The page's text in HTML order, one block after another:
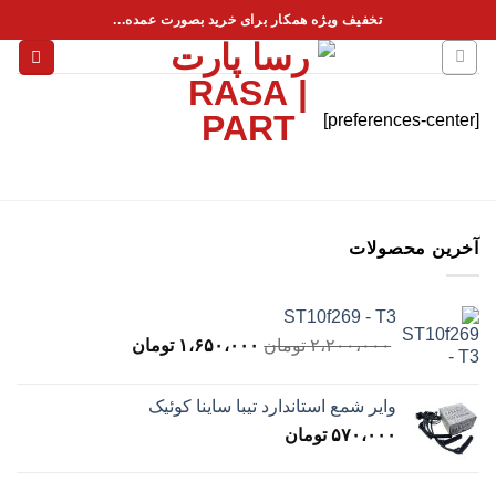
به
محتوا
تخفیف ویژه همکار برای خرید بصورت عمده...
[preferences-center]
آخرین محصولات
ST10f269 - T3
۲،۲۰۰،۰۰۰ تومان قیمت
بود.
۱،۶۵۰،۰۰۰ تومانقیمت
وایر شمع استاندارد تیبا ساینا کوئیک
۵۷۰،۰۰۰ تومان